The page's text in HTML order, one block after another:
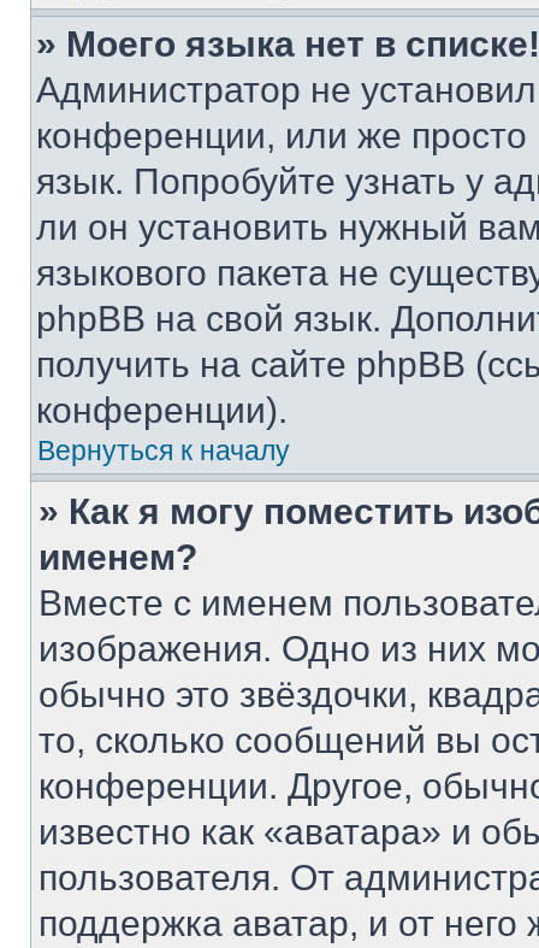
» Моего языка нет в списке!
Администратор не
конференции, или же
язык. Попробуйте узнать у
ли он установить нужный
языкового пакета не
phpBB на свой язык.
получить на сайте phpBB
конференции).
Вернуться к началу
» Как я могу поместить
именем?
Вместе с именем
изображения. Одно из них
обычно это звёздочки,
то, сколько сообщений вы
конференции. Другое,
известно как «аватара» и
пользователя. От
поддержка аватар, и от него